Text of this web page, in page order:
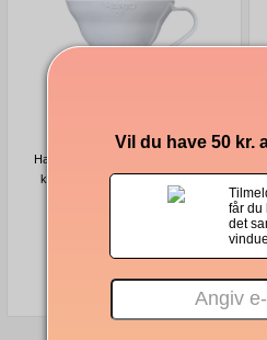
Hario V60 filterhållare Porslin Vit 1-
kopps - Ceramic dripper 01 size
156,00 kr.
Vil du have 50 kr.
får du
det